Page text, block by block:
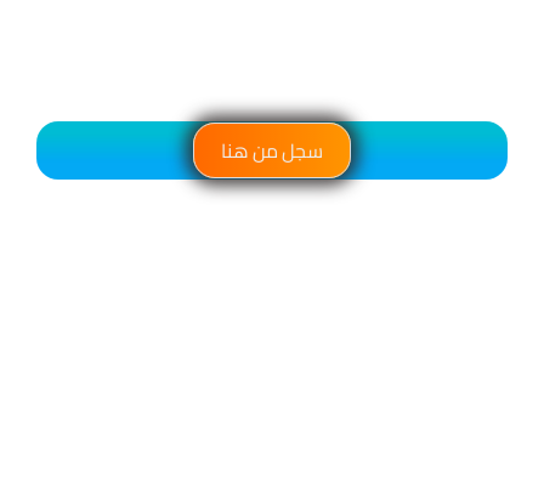
سجل من هنا